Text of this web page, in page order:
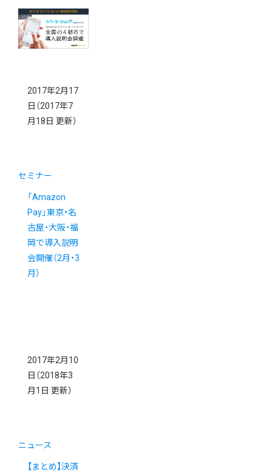
2017年2月17
日 （2017年7
月18日 更新）
セミナー
「Amazon
Pay」東京・名
古屋・大阪・福
岡で導入説明
会開催（2月・3
月）
2017年2月10
日 （2018年3
月1日 更新）
ニュース
【まとめ】決済